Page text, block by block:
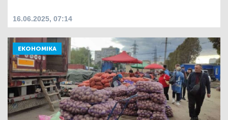
16.06.2025, 07:14
ЕКОНОМІКА